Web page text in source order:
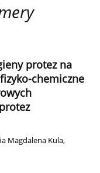
protez na
chemiczne
Magdalena Kula,